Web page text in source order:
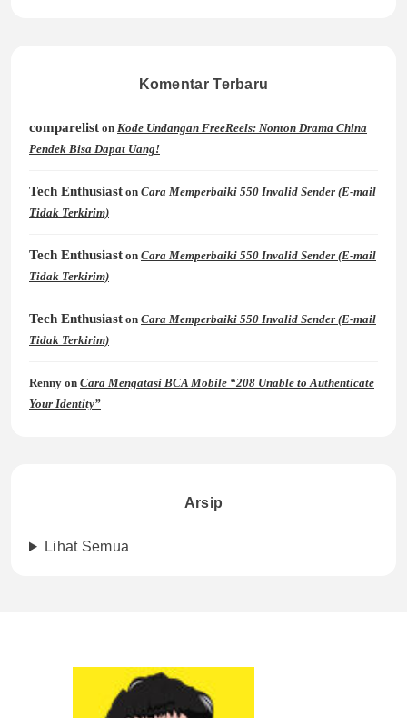
Komentar Terbaru
comparelist on Kode Undangan FreeReels: Nonton Drama China
Pendek Bisa Dapat Uang!
Tech Enthusiast on Cara Memperbaiki 550 Invalid Sender (E-mail
Tidak Terkirim)
Tech Enthusiast on Cara Memperbaiki 550 Invalid Sender (E-mail
Tidak Terkirim)
Tech Enthusiast on Cara Memperbaiki 550 Invalid Sender (E-mail
Tidak Terkirim)
Renny on Cara Mengatasi BCA Mobile “208 Unable to Authenticate
Your Identity”
Arsip
Lihat Semua